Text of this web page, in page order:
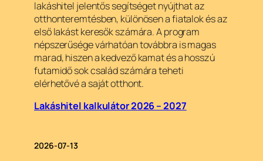
lakáshitel jelentős segítséget nyújthat az
otthonteremtésben, különösen a fiatalok és az
első lakást keresők számára. A program
népszerűsége várhatóan továbbra is magas
marad, hiszen a kedvező kamat és a hosszú
futamidő sok család számára teheti
elérhetővé a saját otthont.
Lakáshitel kalkulátor 2026 – 2027
2026-07-13